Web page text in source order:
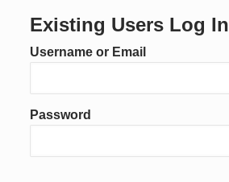
Existing Users Log In
Username or Email
Password